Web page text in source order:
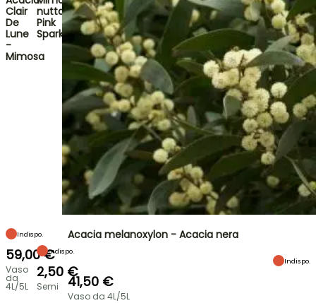
Clair
De
Lune
-
Mimosa
Indispo.
59,00 €
Vaso
da
4L/5L
nuttallii
Pink
Sparkles
Indispo.
2,50 €
Semi
Acacia melanoxylon - Acacia nera
Indispo.
41,50 €
Vaso da 4L/5L